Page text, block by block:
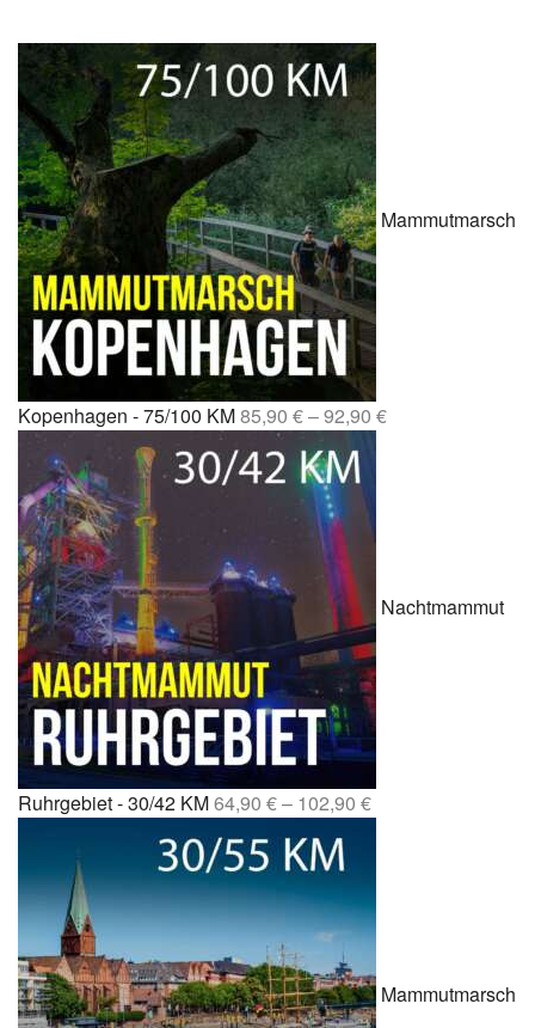
Mammutmarsch
Kopenhagen - 75/100 KM85,90 €–92,90 €
Nachtmammut
Ruhrgebiet - 30/42 KM64,90 €– 102,90 €
Mammutmarsch